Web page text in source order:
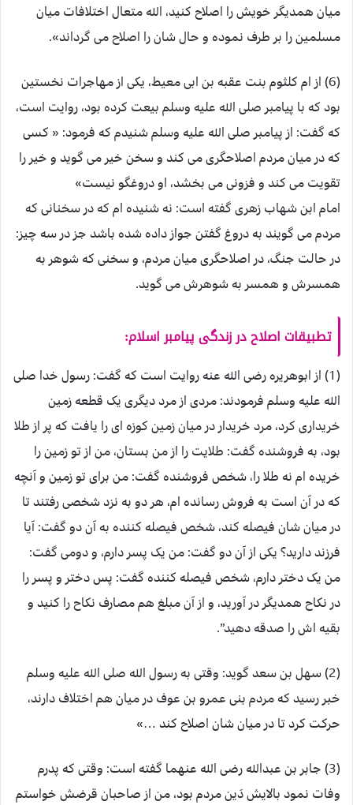
میان همدیگر خویش را اصلاح کنید، الله متعال اختلافات میان
مسلمین را بر طرف نموده و حال شان را اصلاح می گرداند».
(6) از ام کلثوم بنت عقبه بن ابی معیط، یکی از مهاجرات نخستین
بود که با پیامبر صلی الله علیه وسلم بیعت کرده بود، روایت است،
که گفت: از پیامبر صلی الله علیه وسلم شنیدم که فرمود: « کسی
که در میان مردم اصلاحگری می کند و سخن خیر می گوید و خیر را
تقویت می کند و فزونی می بخشد، او دروغگو نیست»
امام ابن شهاب زهری گفته است: نه شنیده ام که در سخنانی که
مردم می گویند به دروغ گفتن جواز داده شده باشد جز در سه چیز:
در حالت جنگ، در اصلاحگری میان مردم، و سخنی که شوهر به
همسرش و همسر به شوهرش می گوید.
تطبيقات اصلاح در زندگی پیامبر اسلام:
(1) از ابوهریره رضی الله عنه روایت است که گفت: رسول خدا صلی
الله علیه وسلم فرمودند: مردی از مرد دیگری یک قطعه زمین
خریداری کرد، مرد خریدار در میان زمین کوزه ای را یافت که پر از طلا
بود، به فروشنده گفت: طلایت را از من بستان، من از تو زمین را
خریده ام نه طلا را، شخص فروشنده گفت: من برای تو زمین و آنچه
که در آن است به فروش رسانده ام، هر دو به نزد شخصی رفتند تا
در میان شان فیصله کند، شخص فیصله کننده به آن دو گفت: آیا
فرزند دارید؟ یکی از آن دو گفت: من یک پسر دارم، و دومی گفت:
من یک دختر دارم، شخص فیصله کننده گفت: پس دختر و پسر را
در نکاح همدیگر در آورید، و از آن مبلغ هم مصارف نکاح را کنید و
بقیه اش را صدقه دهید”.
(2) سهل بن سعد گوید: وقتی به رسول الله صلی الله علیه وسلم
خبر رسید که مردم بنی عمرو بن عوف در میان هم اختلاف دارند،
حرکت کرد تا در میان شان اصلاح کند …»
(3) جابر بن عبدالله رضی الله عنهما گفته است: وقتی که پدرم
وفات نمود بالایش دَین مردم بود، من از صاحبان قرضش خواستم